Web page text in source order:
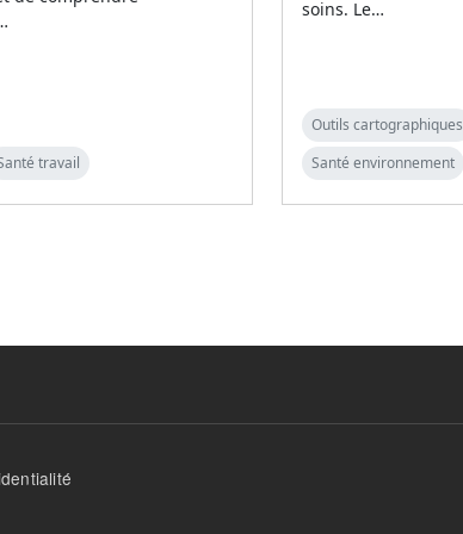
travail
soins. Le…
Outils cartographiques
Santé environnement